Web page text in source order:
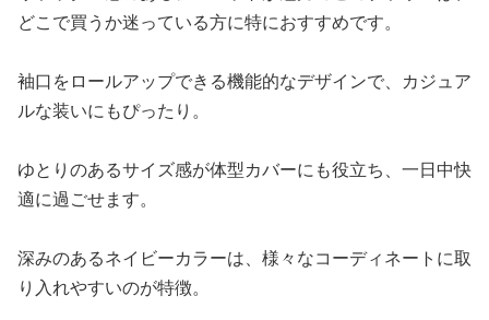
どこで買うか迷っている方に特におすすめです。
袖口をロールアップできる機能的なデザインで、カジュア
ルな装いにもぴったり。
ゆとりのあるサイズ感が体型カバーにも役立ち、一日中快
適に過ごせます。
深みのあるネイビーカラーは、様々なコーディネートに取
り入れやすいのが特徴。